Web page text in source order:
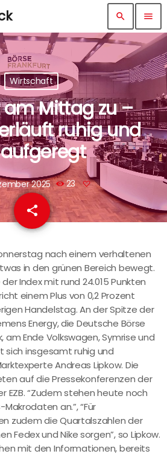
search menu
Wirtschaft
am Mittag zu –
ruhig und
2025 23
share
email
nach einem verhaltenen
in den grünen Bereich bewegt.
Index mit rund 24.015 Punkten
einem Plus von 0,2 Prozent
Handelstag. An der Spitze der
Energy, die Deutsche Börse
am Ende Volkswagen, Symrise und
sich insgesamt ruhig und
Andreas Lipkow. Die
auf die Pressekonferenzen der
EZB. “Zudem stehen heute noch
an.”, “Für
zudem die Quartalszahlen der
Fedex und Nike sorgen”, so Lipkow.
mit den Informationen, bereits